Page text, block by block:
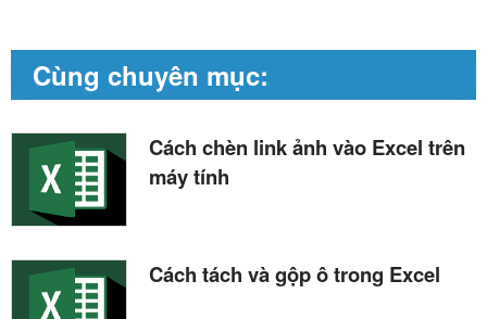
Cùng chuyên mục:
Cách chèn link ảnh vào Excel trên
máy tính
Cách tách và gộp ô trong Excel